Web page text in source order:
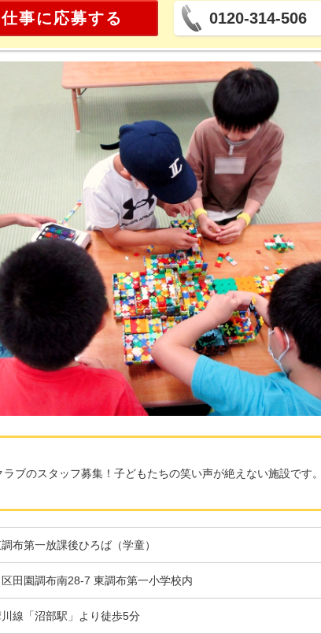
事に応募する 0120-314-506
ブのスタッフ募集！子どもたちの笑い声が絶えない施設です
布第一放課後ひろば（学童）
田園調布南28-7 東調布第一小学校内
線「沼部駅」より徒歩5分